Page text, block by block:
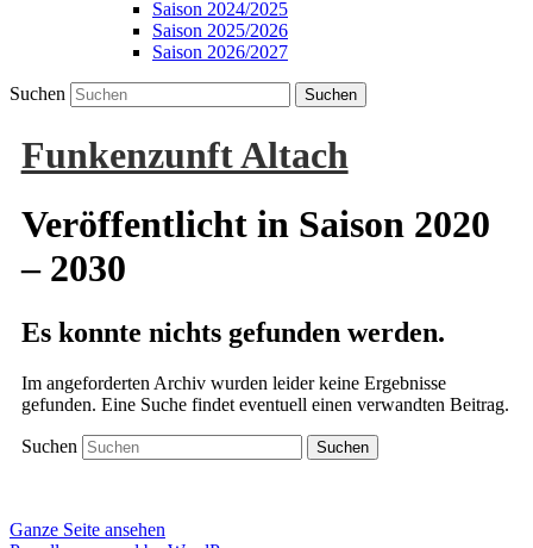
Saison 2024/2025
Saison 2025/2026
Saison 2026/2027
Suchen
Funkenzunft Altach
Veröffentlicht in Saison 2020
– 2030
Es konnte nichts gefunden werden.
Im angeforderten Archiv wurden leider keine Ergebnisse
gefunden. Eine Suche findet eventuell einen verwandten Beitrag.
Suchen
Ganze Seite ansehen